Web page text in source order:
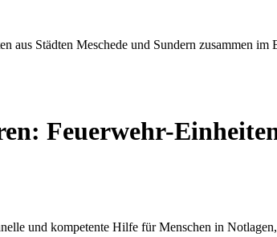
aus Städten Meschede und Sundern zusammen im
Feuerwehr-
und kompetente Hilfe für Menschen in